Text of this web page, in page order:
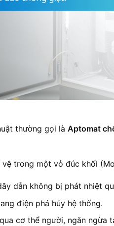
thường gọi là Aptomat
trong một vỏ đúc khối
dẫn không bị phát nhiệt
điện phá hủy hệ thống.
cơ thể người, ngăn ngừa